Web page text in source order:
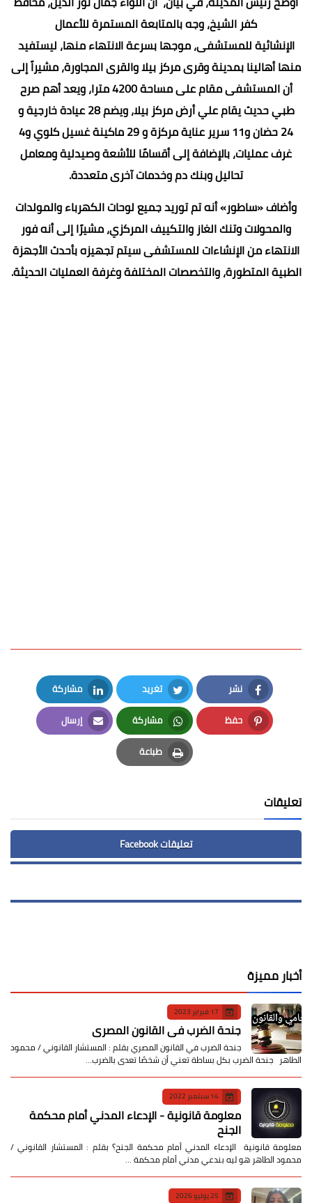
كفر الشيخ، وجه بالمتابعة المستمرة للأعمال
الإنشائية للمستشفى، موجها بسرعة الانتهاء منها، ليستفيد
منها أهالينا بمدينة وقرى مركز بيلا والقرى المجاورة، مشيراً إلى
أن المستشفى مقام على مساحة 4200 مترا، ويعد أهم صرح
طبي حديث يقام علي أرض مركز بيلا، ويضم 28 عيادة خارجية و
24 حضان و11 سرير عناية مركزة و 29 ماكينة غسيل كلوي و4
غرف عمليات، بالإضافة إلى أقسامًا للأشعة وصيدلية ومعامل
تحاليل وبنك دم وخدمات آخرى متعددة.
وأضاف «ساطور» أنه تم توريد جميع لوحات الكهرباء والمولدات
والمحولات وتنك الغاز والتكييف المركزي، مشيرًا إلى أنه فور
الانتهاء من الإنشاءات للمستشفى سيتم تجهيزه بأحدث الأجهزة
الطبية المتطورة، والتخصصات المختلفة وغرفة العمليات الحديثة.
نشر
Facebook
تغريد
Twitter
مشاركة
LinkedIn
حفظ
Pinterest
مشاركة
Whatsapp
إرسال
Email
طباعة
Print
تعليقات
تعليقات Facebook
أخبار مميزة
17 فبراير 2023
جنحة الضرب في القانون المصري
جنحة الضرب في القانون المصري بقلم : المستشار القانوني / محمود
الطاهر جنحة الضرب بكل بساطة تعني أن شخصًا تعدى بالضرب…
14 سبتمبر 2022
معلومة قانونية - الإدعاء المدني أمام محكمة
الجنح
معلومة قانونية الإدعاء المدني أمام محكمة الجنح؟ بقلم : المستشار القانوني /
محمود الطاهر هو ليه بندعي مدني أمام محكمة …
25 يوليو 2026